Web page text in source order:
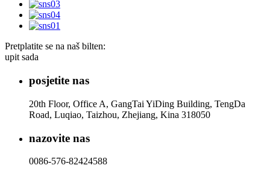
Pretplatite se na naš bilten:
upit sada
posjetite nas
20th Floor, Office A, GangTai YiDing Building, TengDa
Road, Luqiao, Taizhou, Zhejiang, Kina 318050
nazovite nas
0086-576-82424588